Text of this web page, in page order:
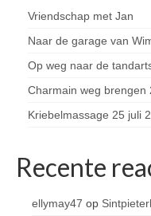
Vriendschap met Jan
Naar de garage van
Op weg naar de
Charmain weg brengen
Kriebelmassage 25 juli
Recente
ellymay47 op